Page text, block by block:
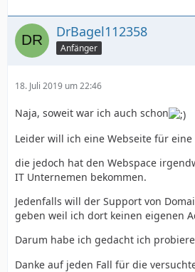
DrBagel112358
Anfänger
18. Juli 2019 um 22:46
Naja, soweit war ich auch schon
Leider will ich eine Webseite für eine
die jedoch hat den Webspace
IT Unternemen bekommen.
Jedenfalls will der Support von
geben weil ich dort keinen eigenen
Darum habe ich gedacht ich
Danke auf jeden Fall für die